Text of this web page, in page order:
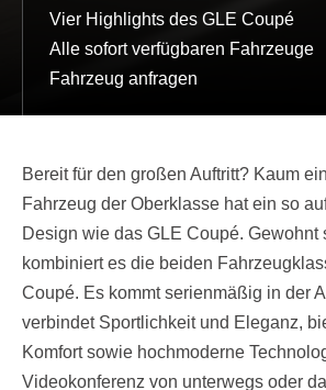
Vier Highlights des GLE Coupé
Alle sofort verfügbaren Fahrzeuge
Fahrzeug anfragen
Bereit für den großen Auftritt? Kaum
Fahrzeug der Oberklasse hat ein so
Design wie das GLE Coupé. Gewohnt
kombiniert es die beiden
Coupé. Es kommt serienmäßig in der
verbindet Sportlichkeit und Eleganz,
Komfort sowie hochmoderne
Videokonferenz von unterwegs oder